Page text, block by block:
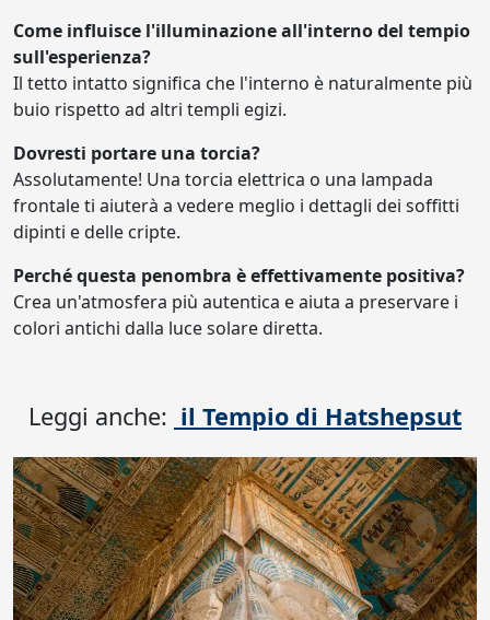
Come influisce l'illuminazione all'interno del tempio
sull'esperienza?
Il tetto intatto significa che l'interno è naturalmente più
buio rispetto ad altri templi egizi.
Dovresti portare una torcia?
Assolutamente! Una torcia elettrica o una lampada
frontale ti aiuterà a vedere meglio i dettagli dei soffitti
dipinti e delle cripte.
Perché questa penombra è effettivamente positiva?
Crea un'atmosfera più autentica e aiuta a preservare i
colori antichi dalla luce solare diretta.
Leggi anche: il Tempio di Hatshepsut